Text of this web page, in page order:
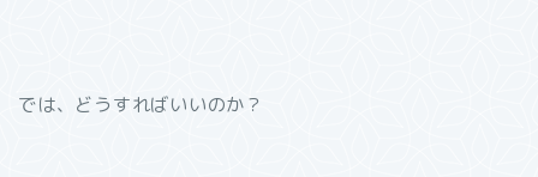
では、どうすればいいのか？